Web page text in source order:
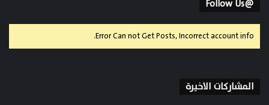
@Follow Us
Error Can not Get Posts, Incorrect account info.
المشاركات الاخيرة